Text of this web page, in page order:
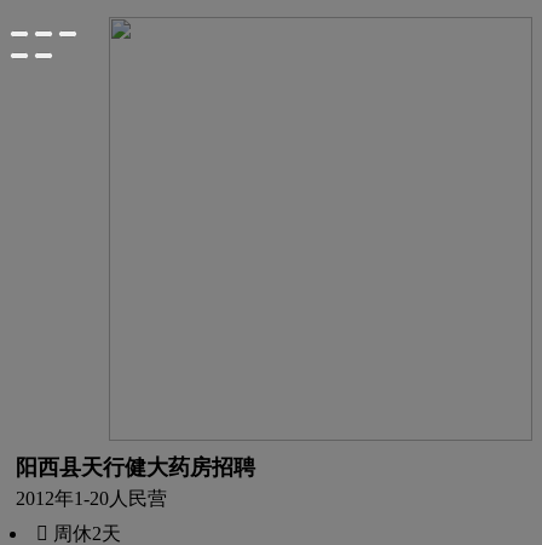
阳西县天行健大药房招聘
2012年1-20人 民营
 周休2天